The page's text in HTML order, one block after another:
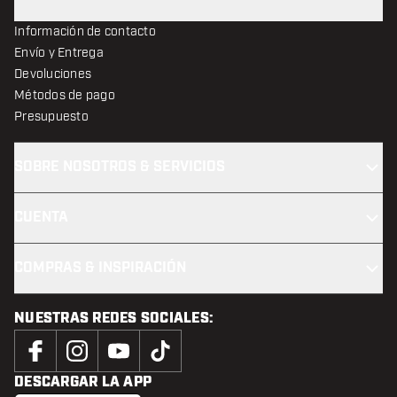
Información de contacto
Envío y Entrega
Devoluciones
Métodos de pago
Presupuesto
NUESTRAS REDES SOCIALES:
DESCARGAR LA APP